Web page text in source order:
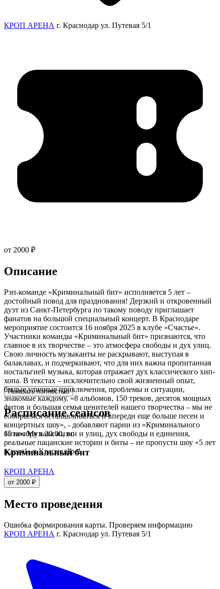
КРОП АРЕНА г. Краснодар ул. Путевая 5/1
от 2000 ₽
Описание
Рэп-команде «Криминальный бит» исполняется 5 лет –
достойный повод для празднования! Дерзкий и откровенный
дуэт из Санкт-Петербурга по такому поводу приглашает
фанатов на большой специальный концерт. В Краснодаре
мероприятие состоится 16 ноября 2025 в клубе «Счастье».
Участники команды «Криминальный бит» признаются, что
главное в их творчестве – это атмосфера свободы и дух улиц.
Свою личность музыканты не раскрывают, выступая в
балаклавах, и подчеркивают, что для них важна пропитанная
ностальгией музыка, которая отражает дух классического хип-
хопа. В текстах – исключительно свой жизненный опыт,
былые уличные приключения, проблемы и ситуации,
знакомые каждому. «8 альбомов, 150 треков, десяток мощных
фитов и большая семья ценителей нашего творчества – мы не
собираемся останавливаться и впереди еще больше песен и
концертных шоу», - добавляют парни из «Криминального
бита». Музыка жизни и улиц, дух свободы и единения,
реальные пацанские истории и биты – не пропусти шоу «5 лет
в деле!» в Краснодаре!
Показать полностью
Расписание сеансов
15 ноября в 20:00, вс
Криминальный бит
КРОП АРЕНА
от 2000 ₽
Место проведения
Ошибка формирования карты. Проверяем информацию
КРОП АРЕНА г. Краснодар ул. Путевая 5/1